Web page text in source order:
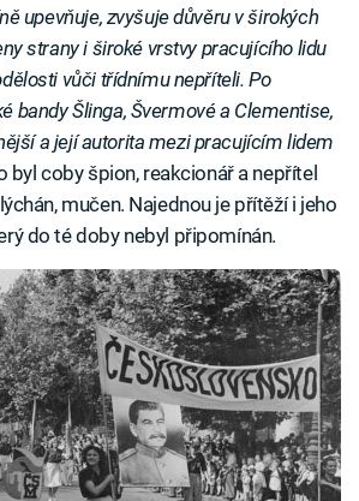
upevňuje, zvyšuje důvěru v širokých
strany i široké vrstvy pracujícího lidu
vůči třídnímu nepříteli. Po
bandy Šlinga, Švermové a Clementise,
a její autorita mezi pracujícím lidem
byl coby špion, reakcionář a nepřítel
mučen. Najednou je přítěží i jeho
do té doby nebyl připomínán.